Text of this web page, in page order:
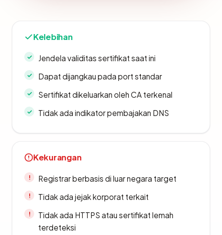
Kelebihan
Jendela validitas sertifikat saat ini
Dapat dijangkau pada port standar
Sertifikat dikeluarkan oleh CA terkenal
Tidak ada indikator pembajakan DNS
Kekurangan
Registrar berbasis di luar negara target
Tidak ada jejak korporat terkait
Tidak ada HTTPS atau sertifikat lemah
terdeteksi